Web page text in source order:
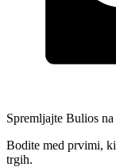
Spremljajte Bulios
Bodite med prvimi,
trgih.